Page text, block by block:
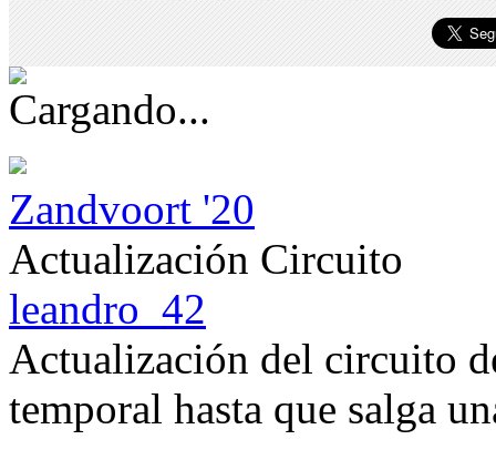
Zandvoort '20
Actualización Circuito
leandro_42
Actualización del circuito
temporal hasta que salga